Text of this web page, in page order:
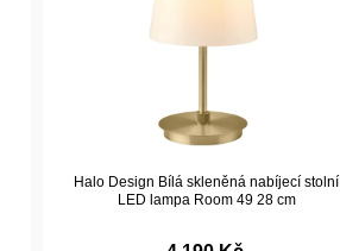
Halo Design Bílá skleněná nabíjecí stolní
LED lampa Room 49 28 cm